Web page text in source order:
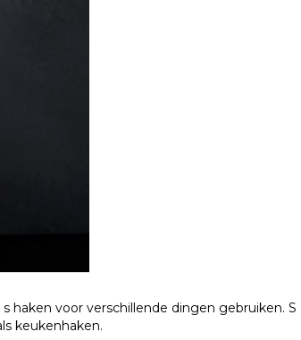
haken voor verschillende dingen gebruiken. S
keukenhaken.